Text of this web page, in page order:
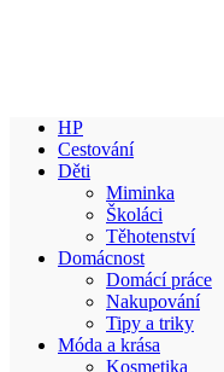
HP
Cestování
Děti
Miminka
Školáci
Těhotenství
Domácnost
Domácí práce
Nakupování
Tipy a triky
Móda a krása
Kosmetika